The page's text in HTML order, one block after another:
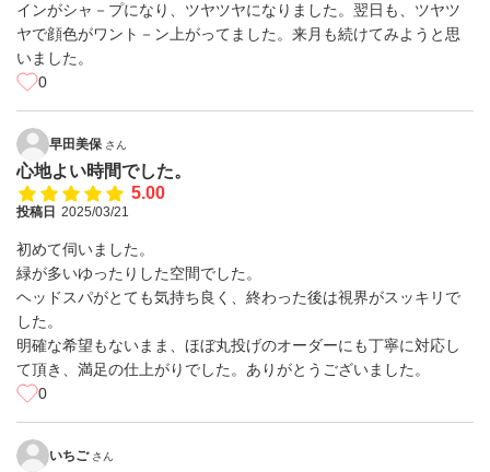
インがシャ－プになり、ツヤツヤになりました。翌日も、ツヤツ
ヤで顔色がワント－ン上がってました。来月も続けてみようと思
いました。
0
早田美保 さん
心地よい時間でした。
5.00
投稿日 2025/03/21
初めて伺いました。
緑が多いゆったりした空間でした。
ヘッドスパがとても気持ち良く、終わった後は視界がスッキリで
した。
明確な希望もないまま、ほぼ丸投げのオーダーにも丁寧に対応し
て頂き、満足の仕上がりでした。ありがとうございました。
0
いちご さん